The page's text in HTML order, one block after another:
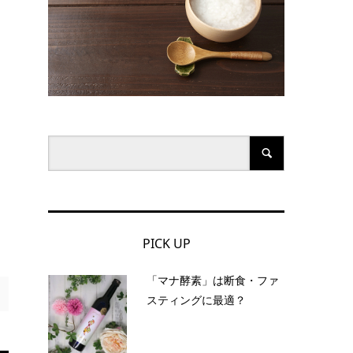
PICK UP
「マナ酵素」は断食・ファ
スティングに最適？